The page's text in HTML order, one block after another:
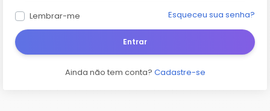
Lembrar-me Esqueceu sua senha?
Entrar
Ainda não tem conta? Cadastre-se